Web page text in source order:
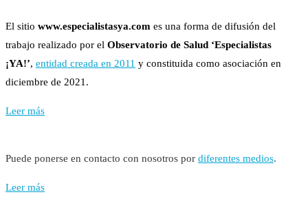
El sitio www.especialistasya.com es una forma de difusión del
trabajo realizado por el Observatorio de Salud ‘Especialistas
¡YA!’, entidad creada en 2011 y constituida como asociación en
diciembre de 2021.
Leer más
Puede ponerse en contacto con nosotros por diferentes medios.
Leer más